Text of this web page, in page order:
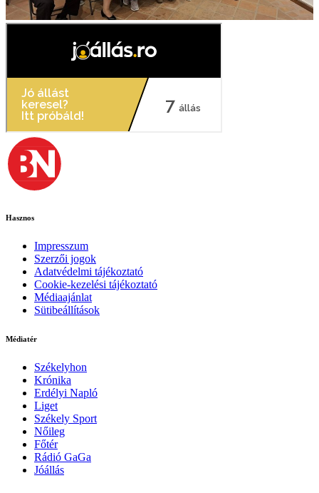
Hasznos
Impresszum
Szerzői jogok
Adatvédelmi tájékoztató
Cookie-kezelési tájékoztató
Médiaajánlat
Sütibeállítások
Médiatér
Székelyhon
Krónika
Erdélyi Napló
Liget
Székely Sport
Nőileg
Főtér
Rádió GaGa
Jóállás